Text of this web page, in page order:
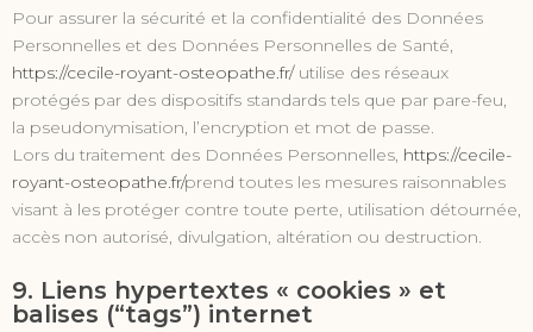
Pour assurer la sécurité et la confidentialité des Données
Personnelles et des Données Personnelles de Santé,
https://cecile-royant-osteopathe.fr/utilise des réseaux
protégés par des dispositifs standards tels que par pare-feu,
la pseudonymisation, l’encryption et mot de passe.
Lors du traitement des Données Personnelles, https://cecile-
royant-osteopathe.fr/prend toutes les mesures raisonnables
visant à les protéger contre toute perte, utilisation détournée,
accès non autorisé, divulgation, altération ou destruction.
9. Liens hypertextes « cookies » et
balises (“tags”) internet